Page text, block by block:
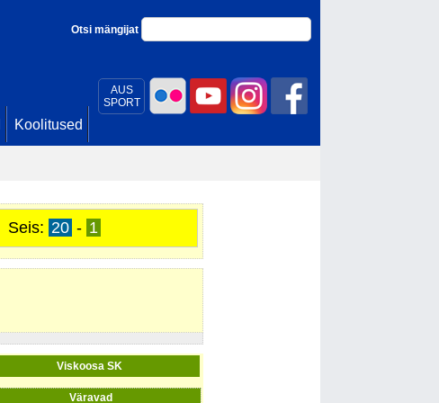
AUS
SPORT
Otsi mängijat
Koolitused
Seis: 20 - 1
Viskoosa SK
Väravad